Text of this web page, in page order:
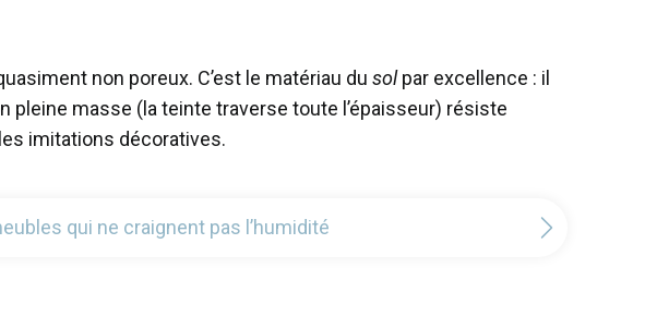
non poreux. C’est le matériau du solpar excellence : il
pleine masse (la teinte traverse toute l’épaisseur) résiste
imitations décoratives.
qui ne craignent pas l’humidité